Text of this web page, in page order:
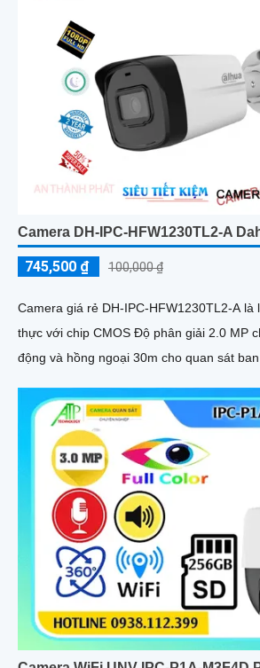
Camera DH-IPC-HFW1230TL2-A
745,500 ₫ 100,000 ₫
Camera giá rẻ DH-IPC-HFW1230TL2-A là
thực với chip CMOS Độ phân giải 2.0 MP
động và hồng ngoại 30m cho quan sát